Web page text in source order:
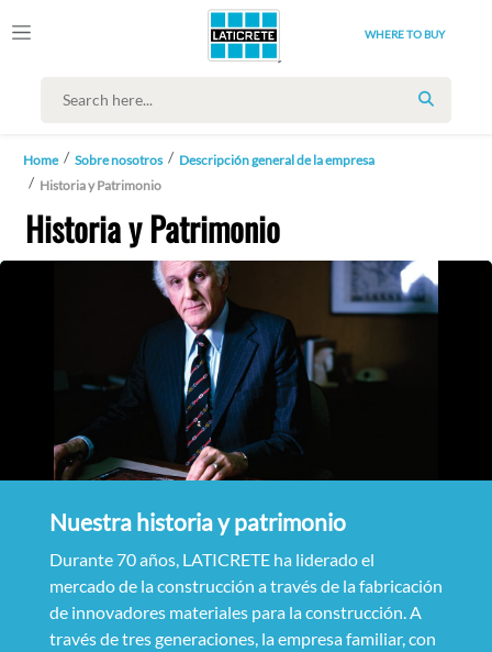
WHERE TO BUY
SEARCH
Home Sobre nosotros
Descripción general de la empresa
Historia y Patrimonio
Historia y Patrimonio
Nuestra historia y patrimonio
Durante 70 años, LATICRETE ha liderado el
mercado de la construcción a través de la fabricación
de innovadores materiales para la construcción. A
través de tres generaciones, la empresa familiar, con